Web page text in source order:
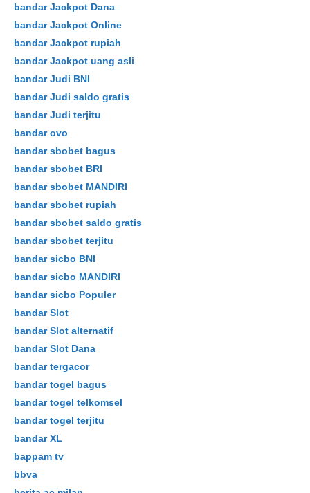
bandar Jackpot Dana
bandar Jackpot Online
bandar Jackpot rupiah
bandar Jackpot uang asli
bandar Judi BNI
bandar Judi saldo gratis
bandar Judi terjitu
bandar ovo
bandar sbobet bagus
bandar sbobet BRI
bandar sbobet MANDIRI
bandar sbobet rupiah
bandar sbobet saldo gratis
bandar sbobet terjitu
bandar sicbo BNI
bandar sicbo MANDIRI
bandar sicbo Populer
bandar Slot
bandar Slot alternatif
bandar Slot Dana
bandar tergacor
bandar togel bagus
bandar togel telkomsel
bandar togel terjitu
bandar XL
bappam tv
bbva